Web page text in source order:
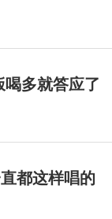
多就答应了
都这样唱的